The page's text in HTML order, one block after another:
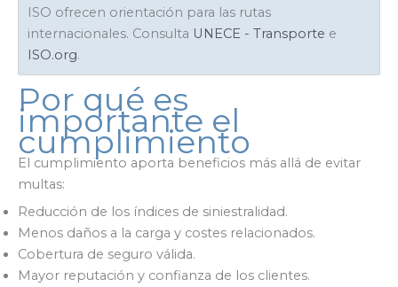
ISO ofrecen orientación para las rutas
internacionales. Consulta UNECE - Transporte e
ISO.org.
Por qué es
importante el
cumplimiento
El cumplimiento aporta beneficios más allá de evitar
multas:
Reducción de los índices de siniestralidad.
Menos daños a la carga y costes relacionados.
Cobertura de seguro válida.
Mayor reputación y confianza de los clientes.